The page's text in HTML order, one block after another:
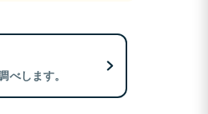
します。